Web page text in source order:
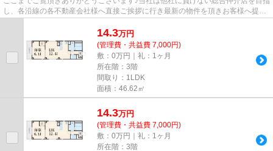
し、各沿線の各不動産会社様へ直接ご挨拶に行き最新の物件を頂きお客様へ提供
14.3万円
(管理費・共益費 7,000円)
敷：0万円｜礼：1ヶ月
所在階：3階
間取り：1LDK
面積：46.62㎡
14.3万円
(管理費・共益費 7,000円)
敷：0万円｜礼：1ヶ月
所在階：3階